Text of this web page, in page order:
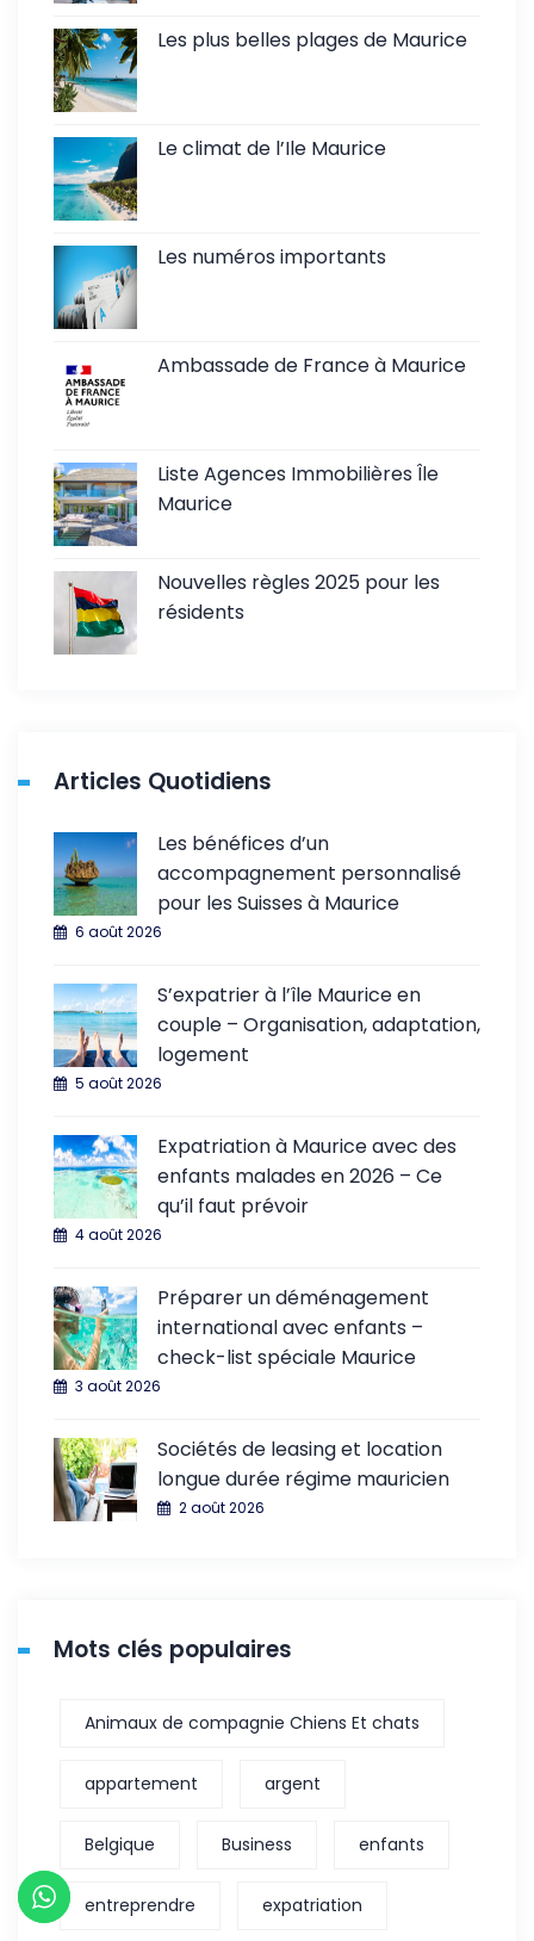
Les plus belles plages de Maurice
Le climat de l’Ile Maurice
Les numéros importants
Ambassade de France à Maurice
Liste Agences Immobilières Île
Maurice
Nouvelles règles 2025 pour les
résidents
Articles Quotidiens
Les bénéfices d’un
accompagnement personnalisé
pour les Suisses à Maurice
6 août 2026
S’expatrier à l’île Maurice en
couple – Organisation, adaptation,
logement
5 août 2026
Expatriation à Maurice avec des
enfants malades en 2026 – Ce
qu’il faut prévoir
4 août 2026
Préparer un déménagement
international avec enfants –
check-list spéciale Maurice
3 août 2026
Sociétés de leasing et location
longue durée régime mauricien
2 août 2026
Mots clés populaires
Animaux de compagnie Chiens Et chats
appartement argent
Belgique Business enfants
entreprendre expatriation